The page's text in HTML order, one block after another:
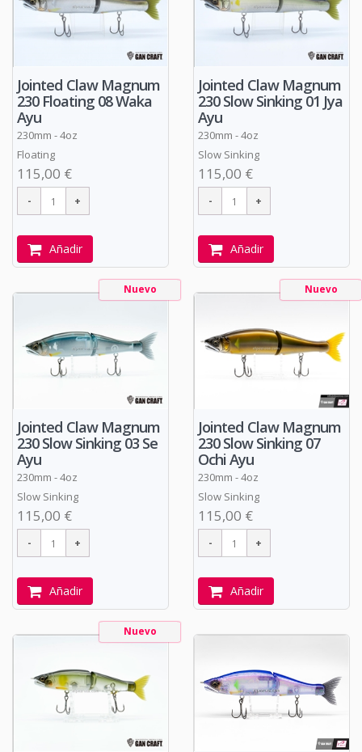
Jointed Claw Magnum
230 Floating 08 Waka
Ayu
230mm - 4oz
Floating
115,00 €
Añadir
Jointed Claw Magnum
230 Slow Sinking 01 Jya
Ayu
230mm - 4oz
Slow Sinking
115,00 €
Añadir
Nuevo
Jointed Claw Magnum
230 Slow Sinking 03 Se
Ayu
230mm - 4oz
Slow Sinking
115,00 €
Añadir
Nuevo
Jointed Claw Magnum
230 Slow Sinking 07
Ochi Ayu
230mm - 4oz
Slow Sinking
115,00 €
Añadir
Nuevo